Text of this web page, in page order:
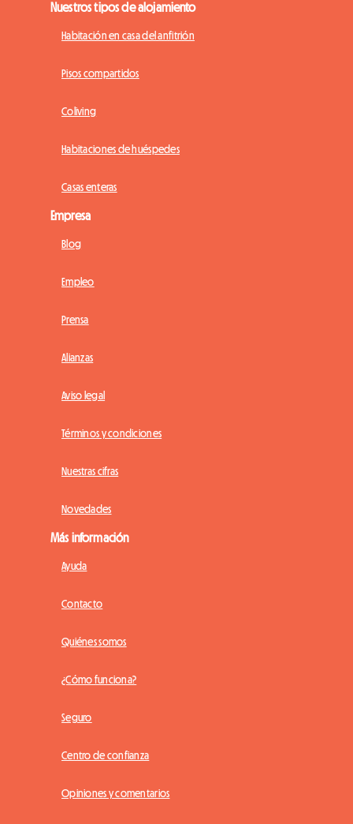
Nuestros tipos de alojamiento
Habitación en casa del anfitrión
Pisos compartidos
Coliving
Habitaciones de huéspedes
Casas enteras
Empresa
Blog
Empleo
Prensa
Alianzas
Aviso legal
Términos y condiciones
Nuestras cifras
Novedades
Más información
Ayuda
Contacto
Quiénes somos
¿Cómo funciona?
Seguro
Centro de confianza
Opiniones y comentarios